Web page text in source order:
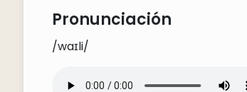
Pronunciación
/waɪli/